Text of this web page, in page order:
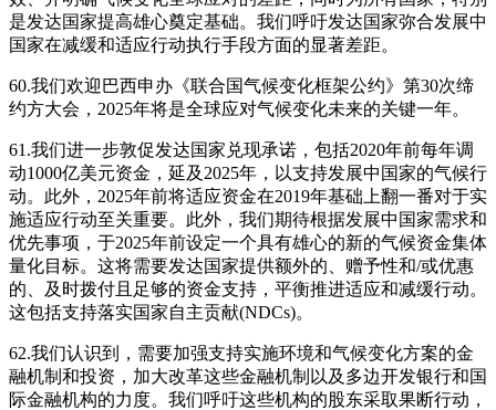
是发达国家提高雄心奠定基础。我们呼吁发达国家弥合发展中
国家在减缓和适应行动执行手段方面的显著差距。
60.我们欢迎巴西申办《联合国气候变化框架公约》第30次缔
约方大会，2025年将是全球应对气候变化未来的关键一年。
61.我们进一步敦促发达国家兑现承诺，包括2020年前每年调
动1000亿美元资金，延及2025年，以支持发展中国家的气候行
动。此外，2025年前将适应资金在2019年基础上翻一番对于实
施适应行动至关重要。此外，我们期待根据发展中国家需求和
优先事项，于2025年前设定一个具有雄心的新的气候资金集体
量化目标。这将需要发达国家提供额外的、赠予性和/或优惠
的、及时拨付且足够的资金支持，平衡推进适应和减缓行动。
这包括支持落实国家自主贡献(NDCs)。
62.我们认识到，需要加强支持实施环境和气候变化方案的金
融机制和投资，加大改革这些金融机制以及多边开发银行和国
际金融机构的力度。我们呼吁这些机构的股东采取果断行动，